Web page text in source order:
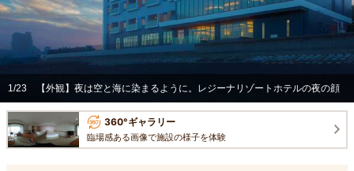
1/23 【外観】夜は空と海に染まるように。レジーナリゾートホテルの夜の顔
360°ギャラリー
臨場感ある画像で施設の様子を体験